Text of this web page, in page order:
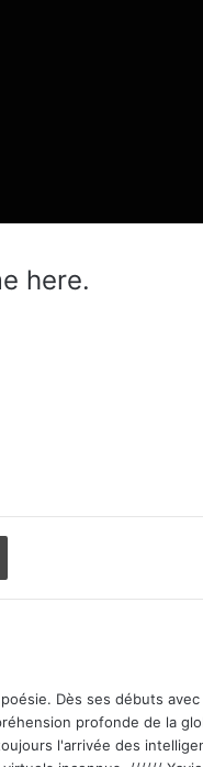
here.
Dès ses débuts avec
profonde de la
l'arrivée des